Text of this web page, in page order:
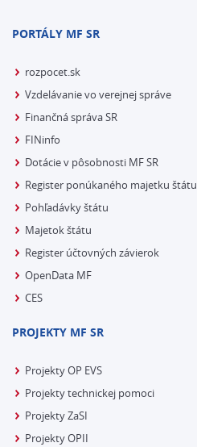
PORTÁLY MF SR
rozpocet.sk
Vzdelávanie vo verejnej správe
Finančná správa SR
FINinfo
Dotácie v pôsobnosti MF SR
Register ponúkaného majetku štátu
Pohľadávky štátu
Majetok štátu
Register účtovných závierok
OpenData MF
CES
PROJEKTY MF SR
Projekty OP EVS
Projekty technickej pomoci
Projekty ZaSI
Projekty OPII